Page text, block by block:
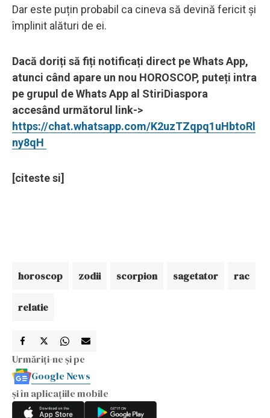
Dar este puțin probabil ca cineva să devină fericit și
împlinit alături de ei.
Dacă doriți să fiți notificați direct pe Whats App,
atunci când apare un nou HOROSCOP, puteți intra
pe grupul de Whats App al StiriDiaspora
accesând următorul link->
https://chat.whatsapp.com/K2uzTZqpq1uHbtoRl
ny8qH
[citeste si]
horoscop zodii scorpion sagetator rac
relatie
Urmăriți-ne și pe
Google News
și în aplicațiile mobile